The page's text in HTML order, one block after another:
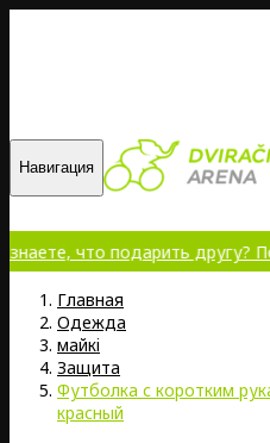
Навигация
подарить другу?
Главная
Oдежда
майкi
Защита
Футболка с коротким
красный